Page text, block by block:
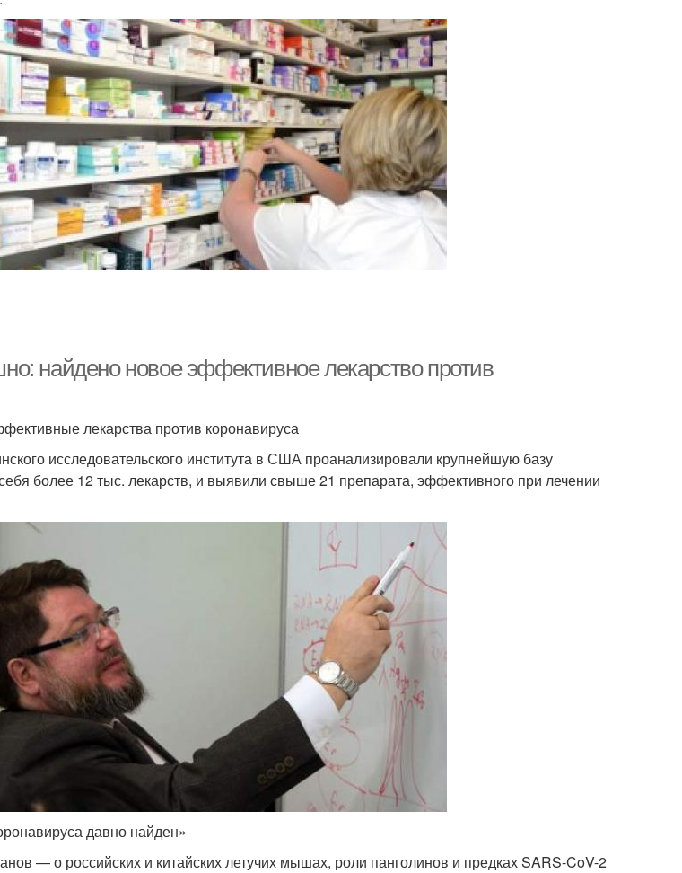
найдено новое эффективное лекарство против
лекарства против коронавируса
исследовательского института в США проанализировали крупнейшую базу
более 12 тыс. лекарств, и выявили свыше 21 препарата, эффективного при лечении
давно найден»
— о российских и китайских летучих мышах, роли панголинов и предках SARS-CoV-2